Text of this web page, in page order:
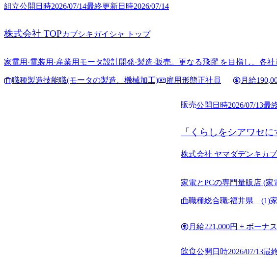
組立公開日時2026/07/14最終更新日時2026/07/14
株式会社 TOPカブシキガイシャ トップ
家電用·電装用·産業用モータ設計開発·製造·販売。更なる飛躍 を目指し、各
職種製造技能職(モータの製造、機械加工) 雇用形態正社員 月給
販売公開日時2026/07/13最
「くらしをシアワセに
株式会社 ヤマダデンキ カ
家電とPCの専門量販店 (
職種総合職:福井県 (1)
月給221,000円 + ボーナ
飲食公開日時2026/07/13最